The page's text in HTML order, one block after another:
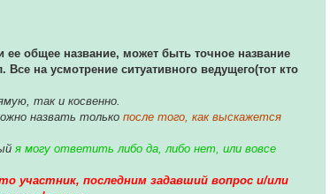
общее название, может быть точное название
на усмотрение ситуативного ведущего(тот кто
так и косвенно.
назвать толькопосле того, как выскажется
я могу ответить либо да, либо нет, или вовсе
участник, последним задавший вопрос и/или